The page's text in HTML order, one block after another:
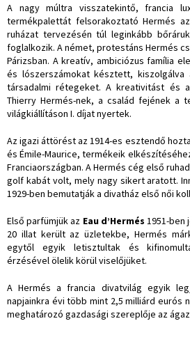
A nagy múltra visszatekintő, francia
termékpalettát felsorakoztató Hermés
ruházat tervezésén túl leginkább
foglalkozik. A német, protestáns Hermés
Párizsban. A kreatív, ambiciózus família
és lószerszámokat késztett,
társadalmi rétegeket. A kreativitást és
Thierry Hermés-nek, a család fejének a
világkiállításon I. díjat nyertek.
Az igazi áttörést az 1914-es esztendő
és Émile-Maurice, termékeik
Franciaországban. A Hermés cég első
golf kabát volt, mely nagy sikert aratott.
1929-ben bemutatják a divatház első női
Első parfümjük az Eau d’Hermés 1951-ben
20 illat került az üzletekbe, Hermés
egytől egyik letisztultak és
érzésével ölelik körül viselőjüket.
A Hermés a francia divatvilág egyik
napjainkra évi több mint 2,5 milliárd eurós
meghatározó gazdasági szereplője az